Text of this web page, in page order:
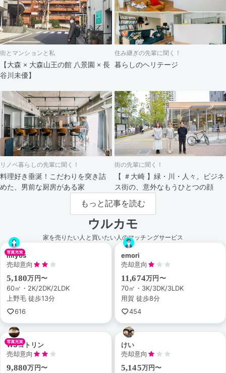
街とマンションと私
【大森 × 大森山王の館 八景園 × 長
谷川未優】
住み継ぎの先輩に聞く！
暮らしのヘリテージ
リノベ暮らしの先輩に聞く！
料理好き垂涎！こだわりを突き詰
めた、男前な厨房がある家
街の先輩に聞く！
【 ＃大崎 】緑・川・人々。ビジネ
ス街の、意外なもうひとつの顔
もっと記事を読む
ウルカモ
家を売りたい人と買いたい人のマッチングサービス
miyos
売却意向
5,180万円〜
60㎡・2K/2DK/2LDK
上野毛 徒歩13分
616
emori
売却意向
11,674万円〜
70㎡・3K/3DK/3LDK
用賀 徒歩8分
454
WSコトリン
売却意向
9,880万円〜
けい
売却意向
5,145万円〜